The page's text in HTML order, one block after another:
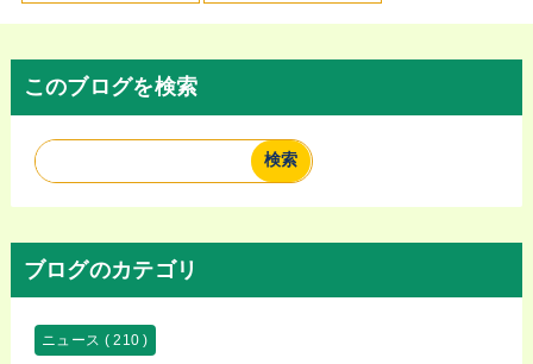
このブログを検索
ブログのカテゴリ
ニュース ( 210 )